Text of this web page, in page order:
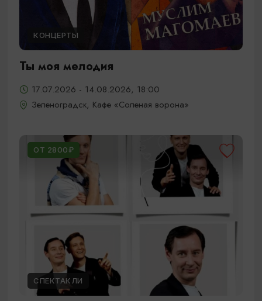
КОНЦЕРТЫ
Ты моя мелодия
17.07.2026 - 14.08.2026, 18:00
Зеленоградск, Кафе «Соленая ворона»
ОТ 2800₽
СПЕКТАКЛИ